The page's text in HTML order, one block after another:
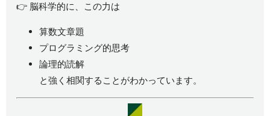
👉 脳科学的に、この力は
算数文章題
プログラミング的思考
論理的読解
と強く相関することがわかっています。